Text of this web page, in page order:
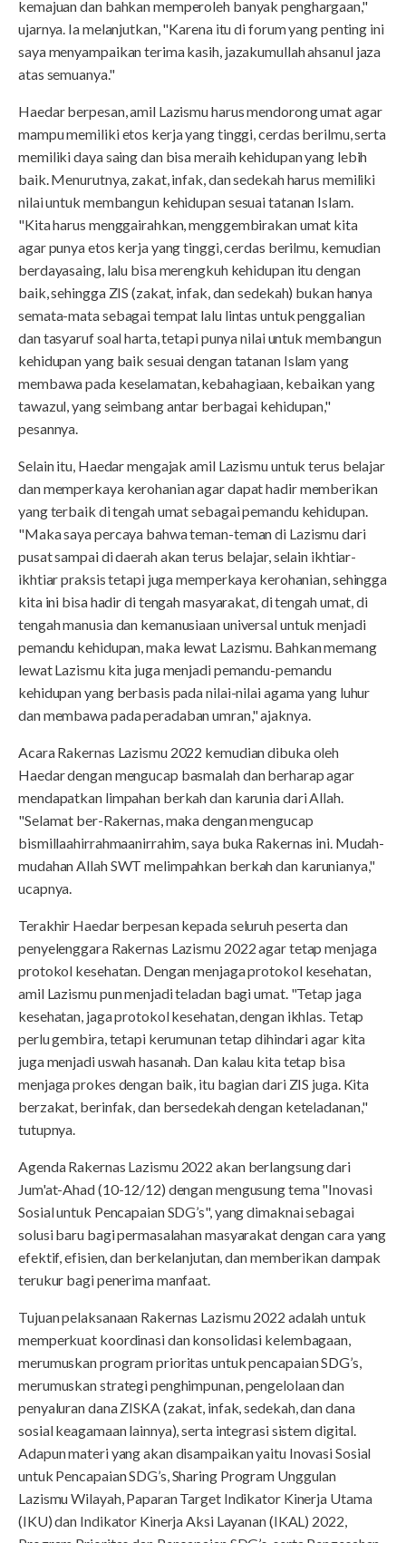
kemajuan dan bahkan memperoleh banyak penghargaan,"
ujarnya. Ia melanjutkan, "Karena itu di forum yang penting ini
saya menyampaikan terima kasih, jazakumullah ahsanul jaza
atas semuanya."
Haedar berpesan, amil Lazismu harus mendorong umat agar
mampu memiliki etos kerja yang tinggi, cerdas berilmu, serta
memiliki daya saing dan bisa meraih kehidupan yang lebih
baik. Menurutnya, zakat, infak, dan sedekah harus memiliki
nilai untuk membangun kehidupan sesuai tatanan Islam.
"Kita harus menggairahkan, menggembirakan umat kita
agar punya etos kerja yang tinggi, cerdas berilmu, kemudian
berdayasaing, lalu bisa merengkuh kehidupan itu dengan
baik, sehingga ZIS (zakat, infak, dan sedekah) bukan hanya
semata-mata sebagai tempat lalu lintas untuk penggalian
dan tasyaruf soal harta, tetapi punya nilai untuk membangun
kehidupan yang baik sesuai dengan tatanan Islam yang
membawa pada keselamatan, kebahagiaan, kebaikan yang
tawazul, yang seimbang antar berbagai kehidupan,"
pesannya.
Selain itu, Haedar mengajak amil Lazismu untuk terus belajar
dan memperkaya kerohanian agar dapat hadir memberikan
yang terbaik di tengah umat sebagai pemandu kehidupan.
"Maka saya percaya bahwa teman-teman di Lazismu dari
pusat sampai di daerah akan terus belajar, selain ikhtiar-
ikhtiar praksis tetapi juga memperkaya kerohanian, sehingga
kita ini bisa hadir di tengah masyarakat, di tengah umat, di
tengah manusia dan kemanusiaan universal untuk menjadi
pemandu kehidupan, maka lewat Lazismu. Bahkan memang
lewat Lazismu kita juga menjadi pemandu-pemandu
kehidupan yang berbasis pada nilai-nilai agama yang luhur
dan membawa pada peradaban umran," ajaknya.
Acara Rakernas Lazismu 2022 kemudian dibuka oleh
Haedar dengan mengucap basmalah dan berharap agar
mendapatkan limpahan berkah dan karunia dari Allah.
"Selamat ber-Rakernas, maka dengan mengucap
bismillaahirrahmaanirrahim, saya buka Rakernas ini. Mudah-
mudahan Allah SWT melimpahkan berkah dan karunianya,"
ucapnya.
Terakhir Haedar berpesan kepada seluruh peserta dan
penyelenggara Rakernas Lazismu 2022 agar tetap menjaga
protokol kesehatan. Dengan menjaga protokol kesehatan,
amil Lazismu pun menjadi teladan bagi umat. "Tetap jaga
kesehatan, jaga protokol kesehatan, dengan ikhlas. Tetap
perlu gembira, tetapi kerumunan tetap dihindari agar kita
juga menjadi uswah hasanah. Dan kalau kita tetap bisa
menjaga prokes dengan baik, itu bagian dari ZIS juga. Kita
berzakat, berinfak, dan bersedekah dengan keteladanan,"
tutupnya.
Agenda Rakernas Lazismu 2022 akan berlangsung dari
Jum'at-Ahad (10-12/12) dengan mengusung tema "Inovasi
Sosial untuk Pencapaian SDG’s", yang dimaknai sebagai
solusi baru bagi permasalahan masyarakat dengan cara yang
efektif, efisien, dan berkelanjutan, dan memberikan dampak
terukur bagi penerima manfaat.
Tujuan pelaksanaan Rakernas Lazismu 2022 adalah untuk
memperkuat koordinasi dan konsolidasi kelembagaan,
merumuskan program prioritas untuk pencapaian SDG’s,
merumuskan strategi penghimpunan, pengelolaan dan
penyaluran dana ZISKA (zakat, infak, sedekah, dan dana
sosial keagamaan lainnya), serta integrasi sistem digital.
Adapun materi yang akan disampaikan yaitu Inovasi Sosial
untuk Pencapaian SDG’s, Sharing Program Unggulan
Lazismu Wilayah, Paparan Target Indikator Kinerja Utama
(IKU) dan Indikator Kinerja Aksi Layanan (IKAL) 2022,